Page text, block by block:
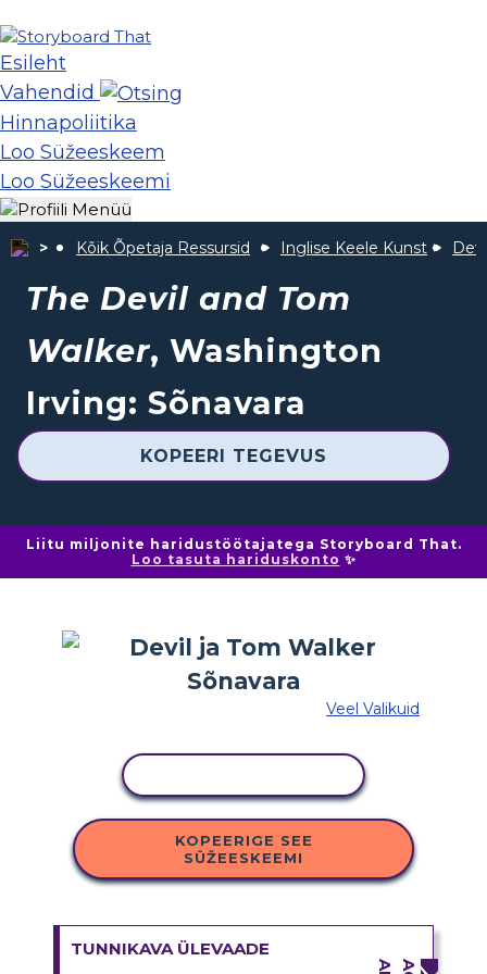
Esileht
Vahendid
Hinnapoliitika
Loo Süžeeskeem
Loo Süžeeskeemi
Kõik Õpetaja Ressursid Inglise Keele Kunst
The Devil and Tom
Walker, Washington
Irving: Sõnavara
KOPEERI TEGEVUS
Liitu miljonite haridustöötajatega Storyboard That.
Loo tasuta hariduskonto ✨
Veel Valikuid
KOPEERIGE SEE
SÜŽEESKEEMI
TUNNIKAVA ÜLEVAADE